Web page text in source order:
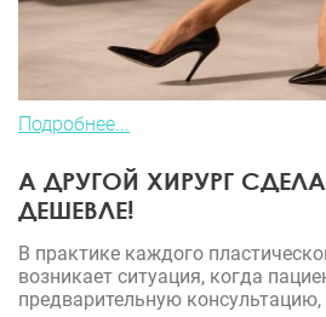
Подробнее...
А ДРУГОЙ ХИРУРГ
ДЕШЕВЛЕ!
В практике каждого
возникает ситуация, когда
предварительную